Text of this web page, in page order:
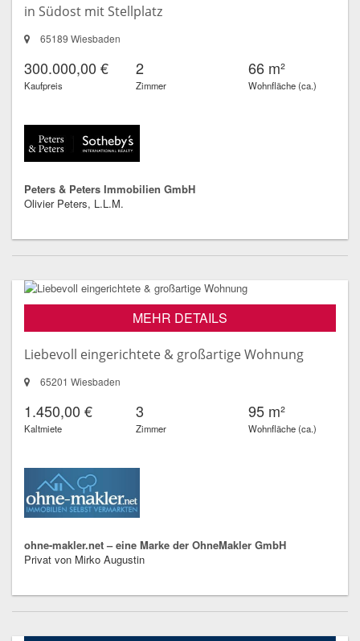
in Südost mit Stellplatz
65189 Wiesbaden
300.000,00 €
Kaufpreis
2
Zimmer
66 m²
Wohnfläche (ca.)
Peters & Peters Immobilien GmbH
Olivier Peters, L.L.M.
MEHR DETAILS
Liebevoll eingerichtete & großartige Wohnung
65201 Wiesbaden
1.450,00 €
Kaltmiete
3
Zimmer
95 m²
Wohnfläche (ca.)
ohne-makler.net – eine Marke der OhneMakler GmbH
Privat von Mirko Augustin